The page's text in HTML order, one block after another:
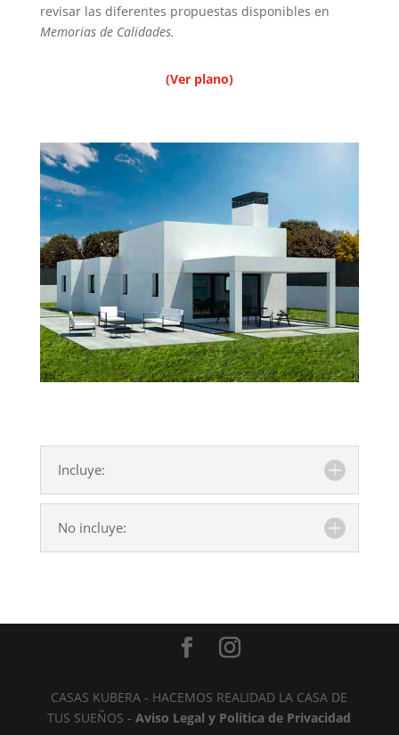
revisar las diferentes propuestas disponibles en
Memorias de Calidades.
(Ver plano)
Incluye:
No incluye:
CASAS KUBERA - HACEMOS REALIDAD LA CASA DE
TUS SUEÑOS -Aviso Legal y Política de Privacidad